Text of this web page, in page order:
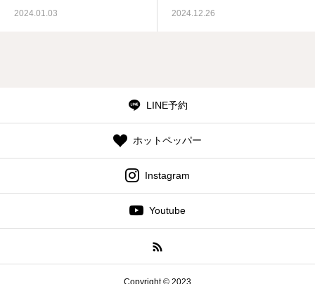
2024.01.03 2024.12.26
LINE予約
ホットペッパー
Instagram
Youtube
Copyright © 2023